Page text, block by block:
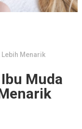
Lebih Menarik
Muda